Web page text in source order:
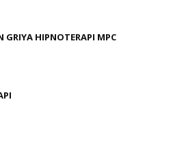
GRIYA HIPNOTERAPI MPC